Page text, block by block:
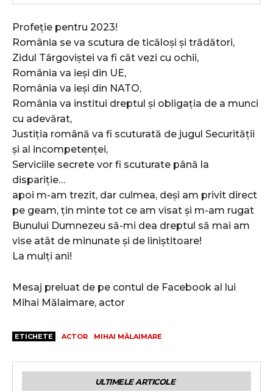
Profeție pentru 2023!
România se va scutura de ticăloși și trădători,
Zidul Târgoviștei va fi cât vezi cu ochii,
România va ieși din UE,
România va ieși din NATO,
România va institui dreptul și obligația de a munci
cu adevărat,
Justiția română va fi scuturată de jugul Securității
și al incompetenței,
Serviciile secrete vor fi scuturate până la
dispariție…
apoi m-am trezit, dar culmea, deși am privit direct
pe geam, țin minte tot ce am visat și m-am rugat
Bunului Dumnezeu să-mi dea dreptul să mai am
vise atât de minunate și de liniștitoare!
La mulți ani!
Mesaj preluat de pe contul de Facebook al lui
Mihai Mălaimare, actor
ETICHETE ACTOR MIHAI MĂLAIMARE
ULTIMELE ARTICOLE